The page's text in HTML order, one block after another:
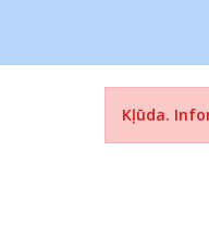
Kļūda.